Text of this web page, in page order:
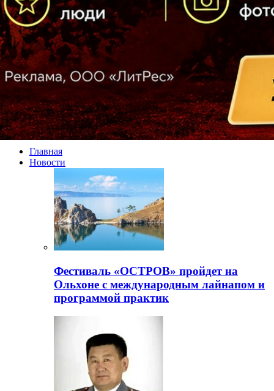
Главная
Новости
Фестиваль «ОСТРОВ» пройдет на
Ольхоне с международным лайнапом и
программой практик